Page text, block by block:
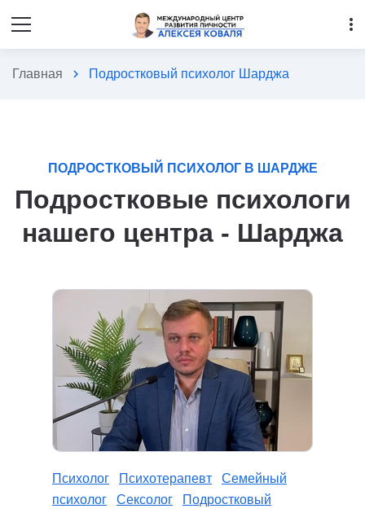
more_vert
Главная chevron_right Подростковый психолог Шарджа
ПОДРОСТКОВЫЙ ПСИХОЛОГ В ШАРДЖЕ
Подростковые психологи
нашего центра - Шарджа
Психолог Психотерапевт
Семейный
психолог
Сексолог
Подростковый